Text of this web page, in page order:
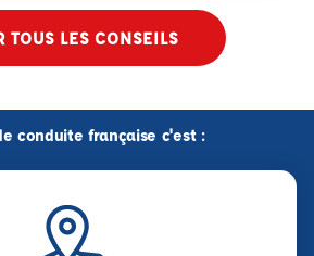
TOUS LES CONSEILS
conduite française c'est :